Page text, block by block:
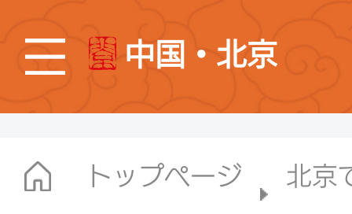
中国・北京
トップページ 北京